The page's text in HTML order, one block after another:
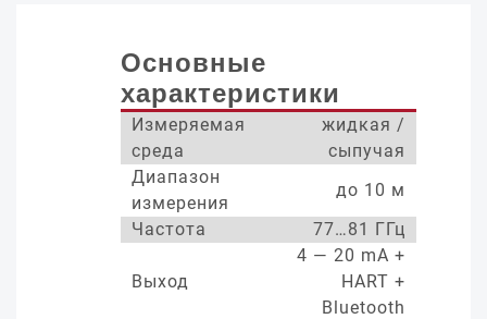
Основные
характеристики
Измеряемая
среда
жидкая /
сыпучая
Диапазон
измерения
до 10 м
Частота
77…81 ГГц
Выход
4 — 20 mA +
HART +
Bluetooth